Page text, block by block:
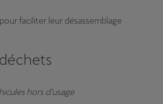
faciliter leur désassemblage
hors d’usage